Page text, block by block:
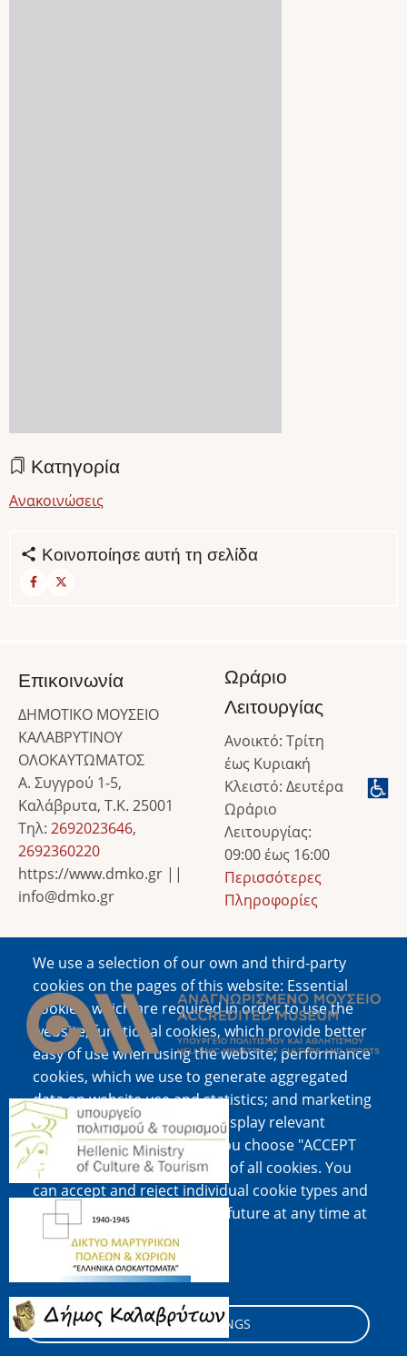
Κατηγορία
Ανακοινώσεις
Κοινοποίησε αυτή τη σελίδα
We use a selection of our own and third-party
cookies on the pages of this website: Essential
cookies, which are required in order to use the
website; functional cookies, which provide better
easy of use when using the website; performance
cookies, which we use to generate aggregated
data on website use and statistics; and marketing
cookies, which are used to display relevant
content and advertising. If you choose "ACCEPT
ALL", you consent to the use of all cookies. You
can accept and reject individual cookie types and
revoke your consent for the future at any time at
"Settings".
Cookie documentation
COOKIE SETTINGS
Επικοινωνία
ΔΗΜΟΤΙΚΟ ΜΟΥΣΕΙΟ
ΚΑΛΑΒΡΥΤΙΝΟΥ
ΟΛΟΚΑΥΤΩΜΑΤΟΣ
Α. Συγγρού 1-5,
Καλάβρυτα, Τ.Κ. 25001
Τηλ: 2692023646,
2692360220
https://www.dmko.gr ||
info@dmko.gr
Ωράριο
Λειτουργίας
Ανοικτό: Τρίτη
έως Κυριακή
Κλειστό: Δευτέρα
Ωράριο
Λειτουργίας:
09:00 έως 16:00
Περισσότερες
Πληροφορίες
Image
Image
Image
Image